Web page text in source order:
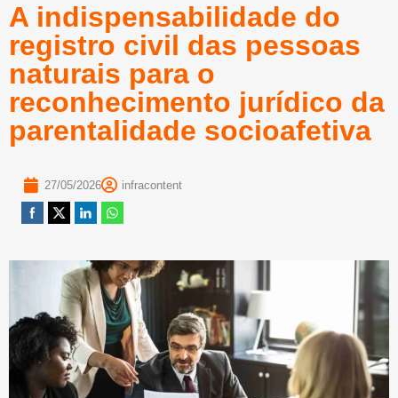
A indispensabilidade do
registro civil das pessoas
naturais para o
reconhecimento jurídico da
parentalidade socioafetiva
27/05/2026 infracontent